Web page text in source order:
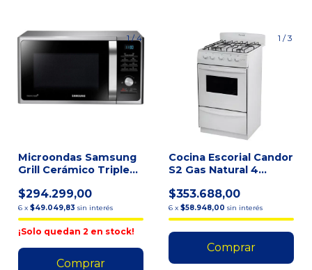
1/4
Microondas Samsung
Grill Cerámico Triple
$294.299,00
6 x $49.049,83 sin interés
¡Solo quedan 2 en stock!
1 /3
Cocina Escorial Candor
S2 Gas Natural 4
$353.688,00
6 x $58.948,00 sin interés